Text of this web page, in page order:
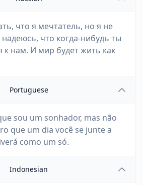
что я мечтатель, но я не
что когда-нибудь ты
нам. И мир будет жить как
Portuguese
sou um sonhador, mas não
que um dia você se junte a
como um só.
Indonesian